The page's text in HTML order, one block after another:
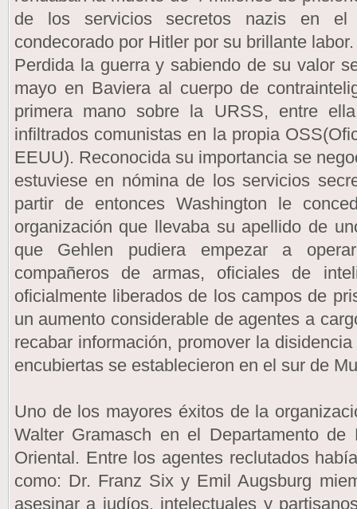
de los servicios secretos nazis en
condecorado por Hitler por su brillante labor.
Perdida la guerra y sabiendo de su valor
mayo en Baviera al cuerpo de
primera mano sobre la URSS, entre
infiltrados comunistas en la propia
EEUU). Reconocida su importancia se
estuviese en nómina de los servicios
partir de entonces Washington le
organización que llevaba su apellido de
que Gehlen pudiera empezar a
compañeros de armas, oficiales de
oficialmente liberados de los campos de
un aumento considerable de agentes a
recabar información, promover la
encubiertas se establecieron en el sur de
Uno de los mayores éxitos de la
Walter Gramasch en el Departamento
Oriental. Entre los agentes reclutados
como: Dr. Franz Six y Emil Augsburg
asesinar a judíos, intelectuales y